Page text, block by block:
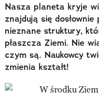
Nasza planeta kryje
znajdują się
nieznane struktury,
płaszcza Ziemi. Nie
czym są. Naukowcy
zmienia kształt!